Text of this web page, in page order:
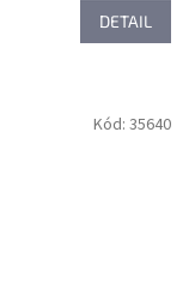
DETAIL
Kód: 35640